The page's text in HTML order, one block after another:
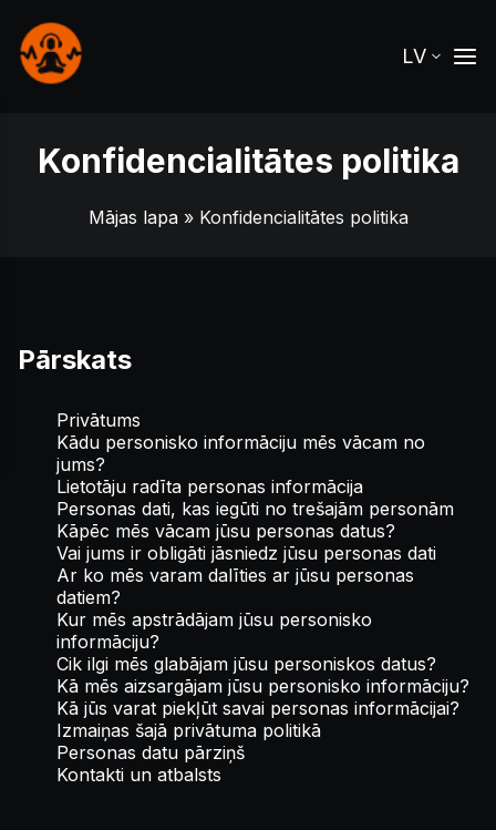
LV
Konfidencialitātes politika
Mājas lapa » Konfidencialitātes politika
Pārskats
Privātums
Kādu personisko informāciju mēs vācam no
jums?
Lietotāju radīta personas informācija
Personas dati, kas iegūti no trešajām personām
Kāpēc mēs vācam jūsu personas datus?
Vai jums ir obligāti jāsniedz jūsu personas dati
Ar ko mēs varam dalīties ar jūsu personas
datiem?
Kur mēs apstrādājam jūsu personisko
informāciju?
Cik ilgi mēs glabājam jūsu personiskos datus?
Kā mēs aizsargājam jūsu personisko informāciju?
Kā jūs varat piekļūt savai personas informācijai?
Izmaiņas šajā privātuma politikā
Personas datu pārziņš
Kontakti un atbalsts